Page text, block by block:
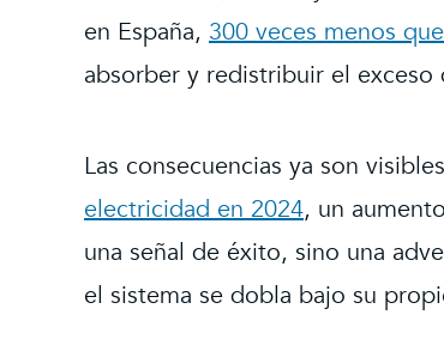
en España, 300 veces menos
absorber y redistribuir el exceso
Las consecuencias ya son
electricidad en 2024, un
una señal de éxito, sino una
el sistema se dobla bajo su